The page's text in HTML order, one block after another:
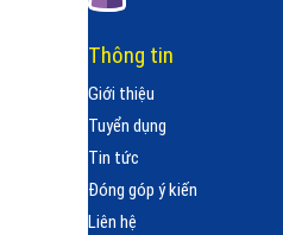
Thông tin
Giới thiệu
Tuyển dụng
Tin tức
Đóng góp ý kiến
Liên hệ